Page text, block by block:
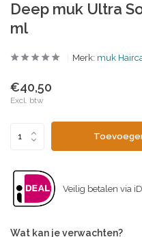
Deep muk Ultra
ml
Merk: muk
€40,50
Excl. btw
Veilig betalen via
Wat kan je verwachten?